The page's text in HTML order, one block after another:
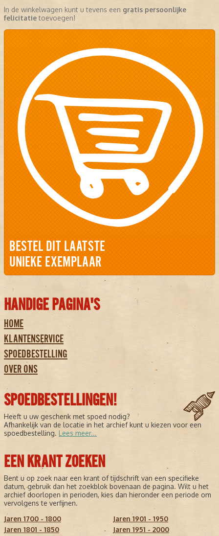
In de winkelwagen kunt u tevens een gratis persoonlijke
felicitatietoevoegen!
BESTEL DIT LAATSTE
UNIEKE EXEMPLAAR
HANDIGE PAGINA'S
HOME
KLANTENSERVICE
SPOEDBESTELLING
OVER ONS
SPOEDBESTELLINGEN!
Heeft u uw geschenk met spoed nodig?
Afhankelijk van de locatie in het archief kunt u kiezen voor een
spoedbestelling. Lees meer...
EEN KRANT ZOEKEN
Bent u op zoek naar een krant of tijdschrift van een specifieke
datum, gebruik dan het zoekblok bovenaan de pagina. Wilt u het
archief doorlopen in perioden, kies dan hieronder een periode om
vervolgens te verfijnen.
Jaren 1700 - 1800
Jaren 1801 - 1850
Jaren 1901 - 1950
Jaren 1951 - 2000